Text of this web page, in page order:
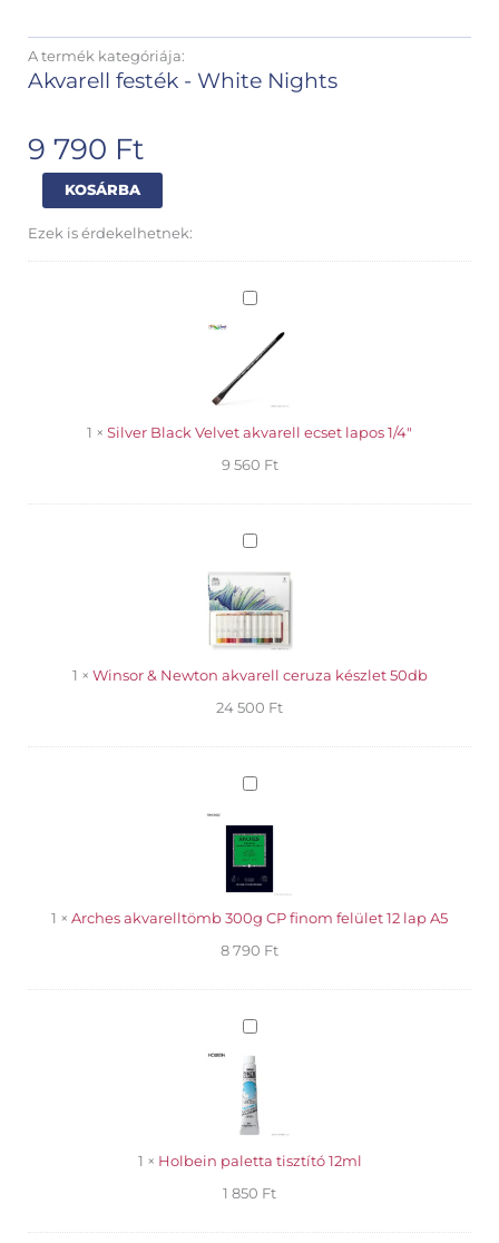
A termék kategóriája:
Akvarell festék - White Nights
9 790 Ft
White
Nights
12x10ml
akvarellfestékkészlet
KOSÁRBA
Ezek is érdekelhetnek:
Silver
Velvet
akvarell
lapos
1/4"
1 × Silver Black Velvet akvarell ecset lapos 1/4"
9 560 Ft
Winsor
Newton
akvarell
ceruza
készlet
50db
1 × Winsor & Newton akvarell ceruza készlet 50db
24 500 Ft
Arches
300g
CP
finom
felület
12
A5
1 × Arches akvarelltömb 300g CP finom felület 12 lap A5
8 790 Ft
Holbein
tisztító
12ml
1 × Holbein paletta tisztító 12ml
1 850 Ft